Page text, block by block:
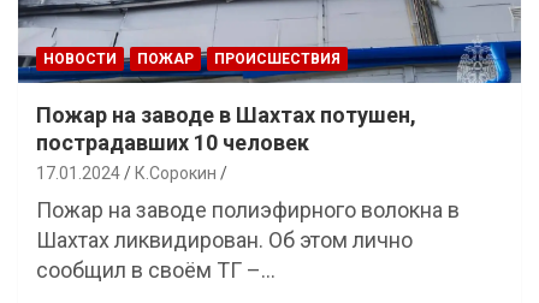
НОВОСТИ ПОЖАР ПРОИСШЕСТВИЯ
Пожар на заводе в Шахтах потушен,
пострадавших 10 человек
17.01.2024 К.Сорокин
Пожар на заводе полиэфирного волокна в
Шахтах ликвидирован. Об этом лично
сообщил в своём ТГ –…